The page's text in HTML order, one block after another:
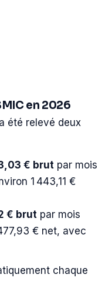
en 2026
été relevé deux
€ brut par mois
1 443,11 €
€ brut par mois
€ net, avec
chaque